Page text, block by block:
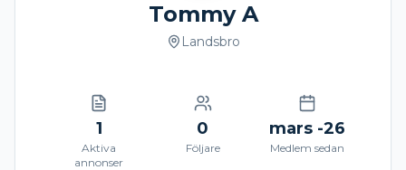
Tommy A
Landsbro
1
Aktiva
annonser
0
Följare
mars -26
Medlem sedan